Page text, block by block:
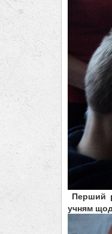
Перший
учням